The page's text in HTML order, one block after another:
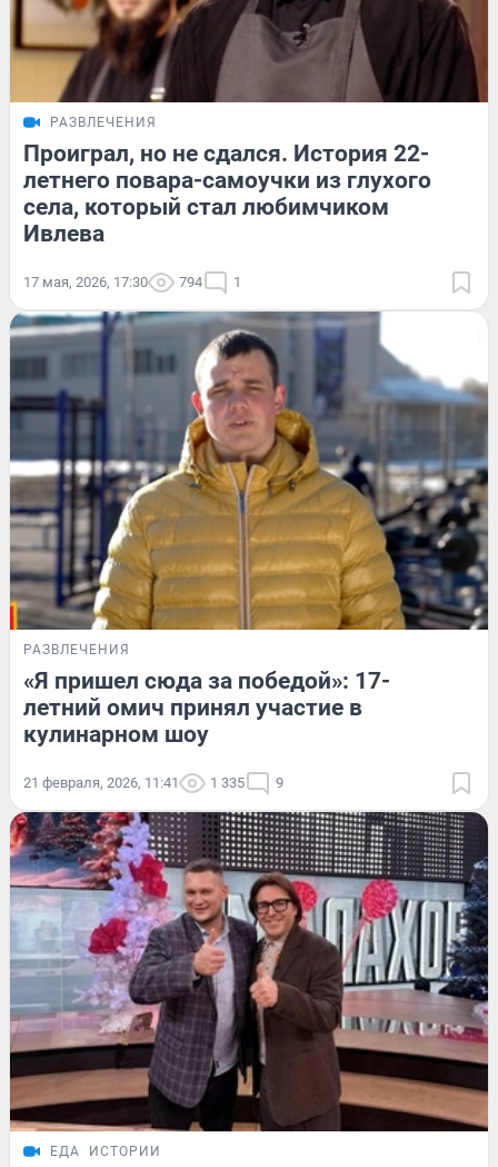
РАЗВЛЕЧЕНИЯ
Проиграл, но не сдался. История 22-
летнего повара-самоучки из глухого
села, который стал любимчиком
Ивлева
17 мая, 2026, 17:30 794 1
РАЗВЛЕЧЕНИЯ
«Я пришел сюда за победой»: 17-
летний омич принял участие в
кулинарном шоу
21 февраля, 2026, 11:41 1 335 9
ЕДА ИСТОРИИ